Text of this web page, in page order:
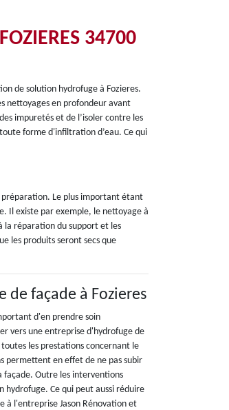
34700
de solution hydrofuge à Fozieres.
nettoyages en profondeur avant
impuretés et de l’isoler contre les
forme d'infiltration d’eau. Ce qui
Le plus important étant
Il existe par exemple, le nettoyage à
la réparation du support et les
les produits seront secs que
de façade à Fozieres
d'en prendre soin
vers une entreprise d'hydrofuge de
les prestations concernant le
permettent en effet de ne pas subir
façade. Outre les interventions
hydrofuge. Ce qui peut aussi réduire
à l'entreprise Jason Rénovation et